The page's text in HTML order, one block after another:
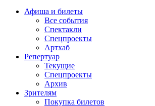
Афиша и билеты
Все события
Спектакли
Спецпроекты
Артхаб
Репертуар
Текущие
Спецпроекты
Архив
Зрителям
Покупка билетов